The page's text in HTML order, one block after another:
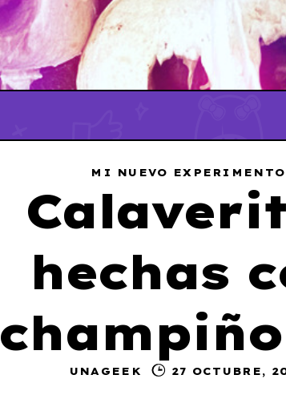
MI NUEVO EXPERIMENTO
hechas
UNAGEEK 27 OCTUBRE,